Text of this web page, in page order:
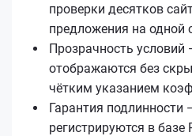
проверки десятков
предложения на одной
Прозрачность
отображаются без
чётким указанием
Гарантия подлинности
регистрируются в